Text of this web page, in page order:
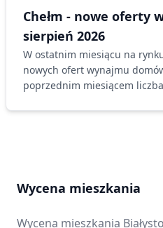
Chełm - nowe oferty
sierpień 2026
W ostatnim miesiącu na
nowych ofert wynajmu
poprzednim miesiącem
Wycena mieszkania
Wycena mieszkania